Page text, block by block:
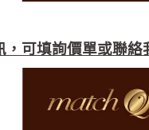
，可填詢價單或聯絡